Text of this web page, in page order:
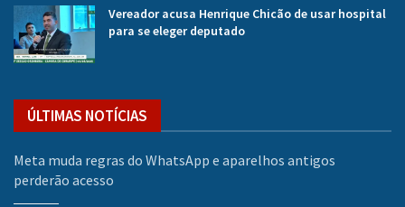
Vereador acusa Henrique Chicão de usar hospital
para se eleger deputado
ÚLTIMAS NOTÍCIAS
Meta muda regras do WhatsApp e aparelhos antigos
perderão acesso